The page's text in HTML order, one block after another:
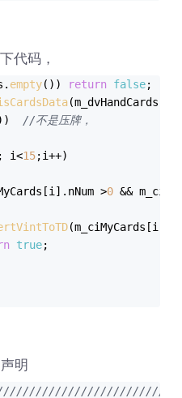
代码，
empty()) return false;
//不是压牌，
; i<15;i++)
>0 &&
true;
明